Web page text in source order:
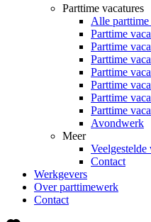
Parttime vacatures
Alle parttime
Parttime
Parttime
Parttime
Parttime
Parttime
Parttime
Parttime
Avondwerk
Meer
Veelgestelde
Contact
Werkgevers
Over parttimewerk
Contact